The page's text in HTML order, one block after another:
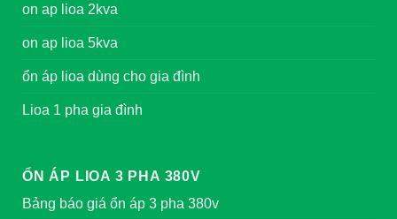
on ap lioa 2kva
on ap lioa 5kva
ổn áp lioa dùng cho gia đình
Lioa 1 pha gia đình
ỔN ÁP LIOA 3 PHA 380V
Bảng báo giá ổn áp 3 pha 380v